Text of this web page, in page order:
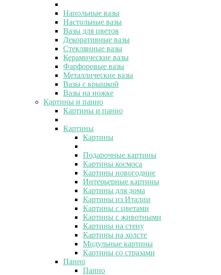
Напольные вазы
Настольные вазы
Вазы для цветов
Декоративные вазы
Стеклянные вазы
Керамические вазы
Фарфоровые вазы
Металлические вазы
Вазы с крышкой
Вазы на ножке
Картины и панно
Картины и панно
Картины
Картины
Подарочные картины
Картины космоса
Картины новогодние
Интерьерные картины
Картины для дома
Картины из Италии
Картины с цветами
Картины с животными
Картины на стену
Картины на холсте
Модульные картины
Картины со стразами
Панно
Панно